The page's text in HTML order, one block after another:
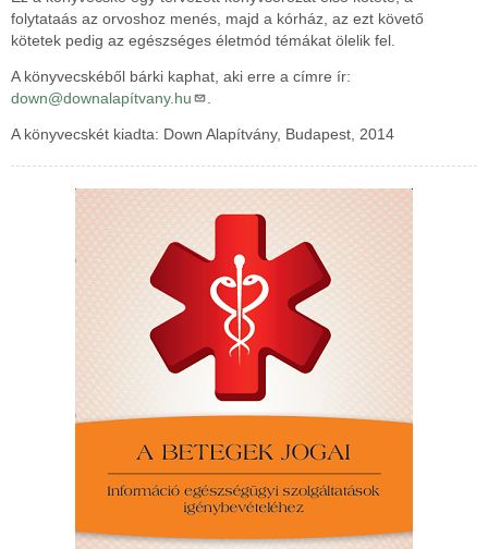
folytataás az orvoshoz menés, majd a kórház, az ezt követő
kötetek pedig az egészséges életmód témákat ölelik fel.
A könyvecskéből bárki kaphat, aki erre a címre ír:
down@downalapítvany.hu
A könyvecskét kiadta: Down Alapítvány, Budapest, 2014